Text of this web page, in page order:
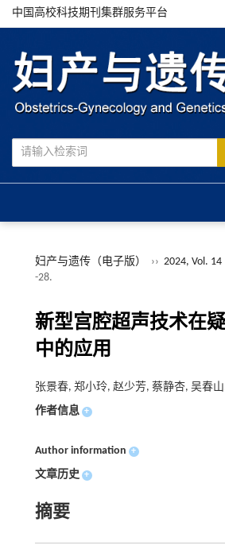
中国高校科技期刊集群服务平台
妇产与遗传（电子版） ›› 2024, Vol. 14
-28.
新型宫腔超声技术在
中的应用
张景春, 郑小玲, 赵少芳, 蔡静杏, 吴春
作者信息 +
Author information +
文章历史 +
摘要